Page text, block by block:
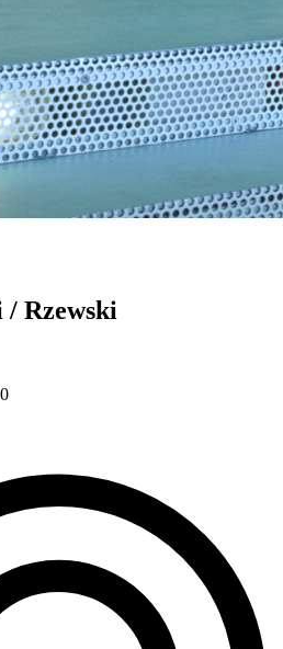
Rzewski